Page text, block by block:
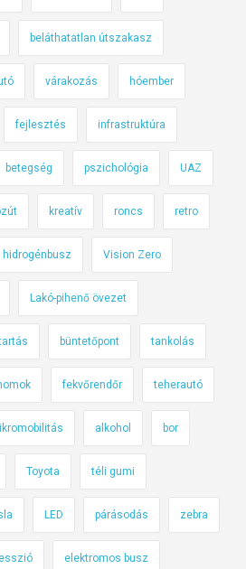
beláthatatlan útszakasz
várakozás hóember
fejlesztés infrastruktúra
betegség pszichológia UAZ
kreatív roncs retro
hidrogénbusz Vision Zero
Lakó-pihenő övezet
büntetőpont tankolás
fekvőrendőr teherautó
alkohol bor
Toyota téli gumi
LED párásodás zebra
elektromos busz